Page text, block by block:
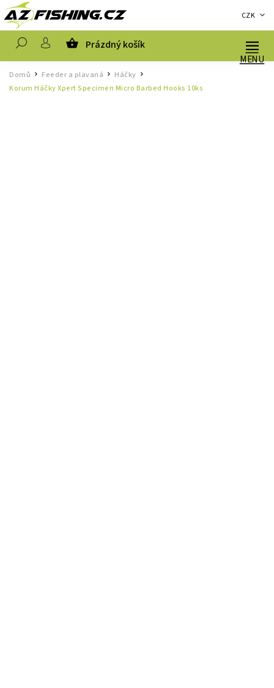
CZK
Prázdný košík
Domů / Feeder a plavaná / Háčky
Korum Háčky Xpert Specimen Micro Barbed Hooks 10ks